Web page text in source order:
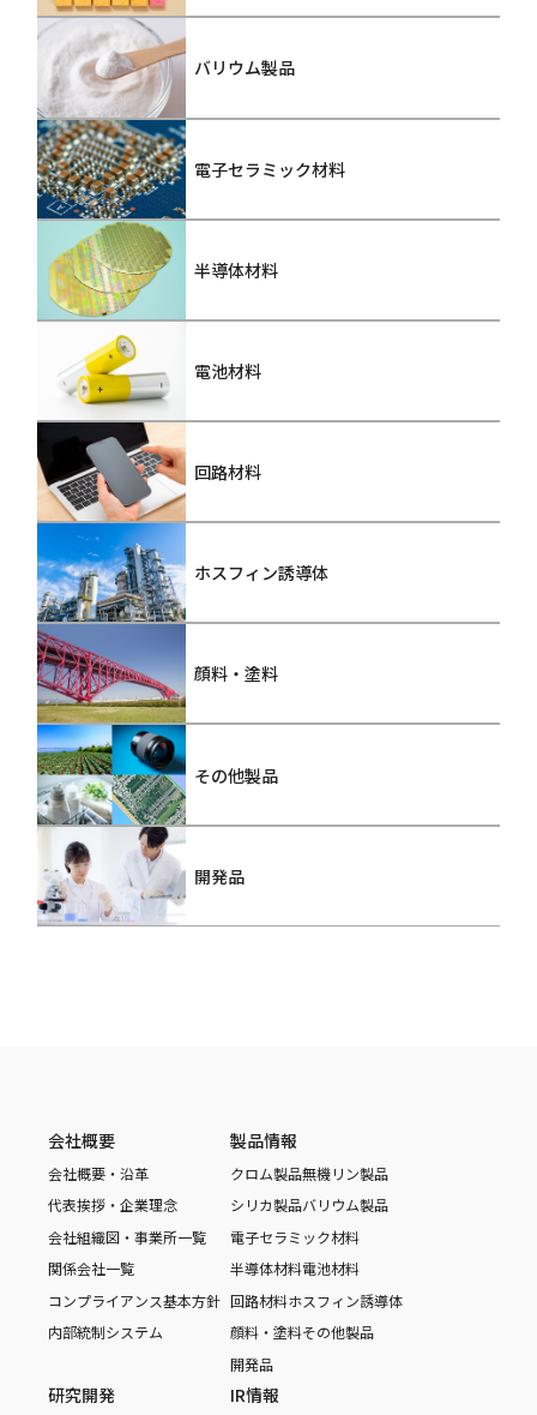
バリウム製品
電子セラミック材料
半導体材料
電池材料
回路材料
ホスフィン誘導体
顔料・塗料
その他製品
開発品
会社概要
会社概要・沿革
代表挨拶・企業理念
会社組織図・事業所一覧
関係会社一覧
コンプライアンス基本方針
内部統制システム
製品情報
クロム製品無機リン製品
シリカ製品バリウム製品
電子セラミック材料
半導体材料電池材料
回路材料ホスフィン誘導体
顔料・塗料その他製品
開発品
研究開発 IR情報